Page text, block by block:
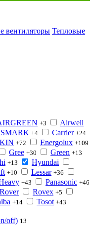
вентиляторы Тепловые
+3 Airwell
+4 Carrier +24
+72 Energolux +109
Gree +30 Green +13
+13
Hyundai
+10 Lessar +36
+43 Panasonic +46
Rover Rovex +5
+14 Tosot +43
off) 13